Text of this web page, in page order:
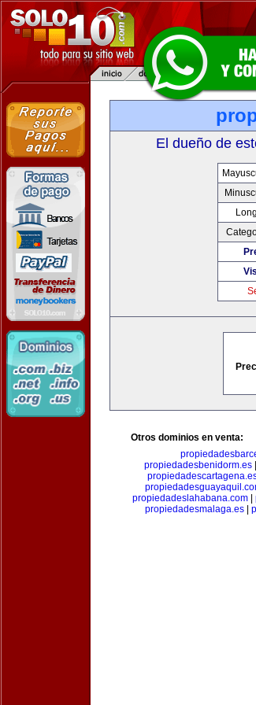
El dueño de
Otros dominios en venta:
propiedadesbenidorm.es
propiedadeslahabana.com|
propiedadesmalaga.es|